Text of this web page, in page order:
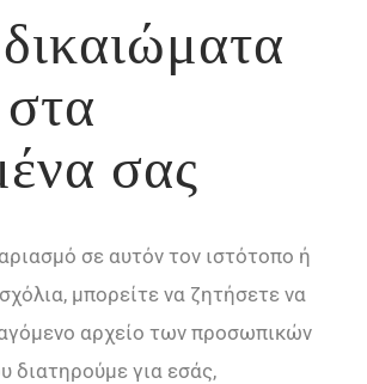
σας
σε αυτόν τον ιστότοπο ή
μπορείτε να ζητήσετε να
αρχείο των προσωπικών
διατηρούμε για εσάς,